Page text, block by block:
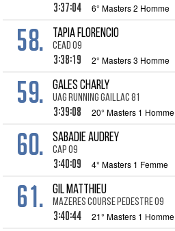
3:37:04 6° Masters 2 Homme
58. TAPIA Florencio
CEAD 09
3:38:19 2° Masters 3 Homme
59. GALES Charly
UAG Running Gaillac 81
3:39:08 20° Masters 1 Homme
60. SABADIE Audrey
CAP 09
3:40:09 4° Masters 1 Femme
61. GIL Matthieu
Mazeres Course Pedestre 09
3:40:44 21° Masters 1 Homme